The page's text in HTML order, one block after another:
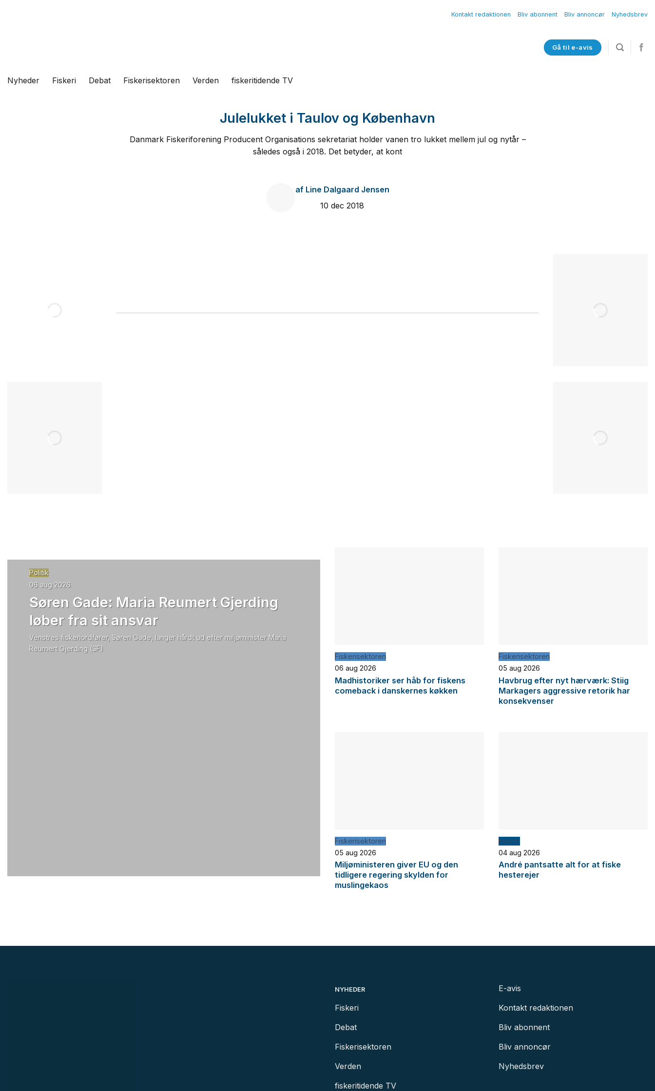
Kontakt redaktionen Bliv abonnent Bliv annoncør Nyhedsbrev
Gå til e-avis
Nyheder Fiskeri Debat Fiskerisektoren Verden fiskeritidende TV
Julelukket i Taulov og København
Danmark Fiskeriforening Producent Organisations sekretariat holder vanen tro lukket mellem jul og nytår –
således også i 2018. Det betyder, at kont
afLine Dalgaard Jensen
10 dec 2018
Politik
06 aug 2026
Søren Gade: Maria Reumert Gjerding
løber fra sit ansvar
Venstres fiskeriordfører, Søren Gade, langer hårdt ud efter miljøminister Maria
Reumert Gjerding (SF)
Fiskerisektoren
06 aug 2026
Madhistoriker ser håb for fiskens
comeback i danskernes køkken
Fiskerisektoren
05 aug 2026
Havbrug efter nyt hærværk: Stiig
Markagers aggressive retorik har
konsekvenser
Fiskerisektoren
05 aug 2026
Miljøministeren giver EU og den
tidligere regering skylden for
muslingekaos
Fiskeri
04 aug 2026
André pantsatte alt for at fiske
hesterejer
NYHEDER
Fiskeri
Debat
Fiskerisektoren
Verden
fiskeritidende TV
E-avis
Kontakt redaktionen
Bliv abonnent
Bliv annoncør
Nyhedsbrev